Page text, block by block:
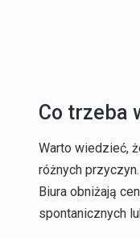
Co trzeba
Warto wiedzieć,
różnych
Biura obniżają
spontanicznych